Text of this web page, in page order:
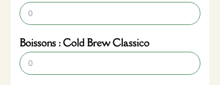
Boissons : Cold Brew Classico